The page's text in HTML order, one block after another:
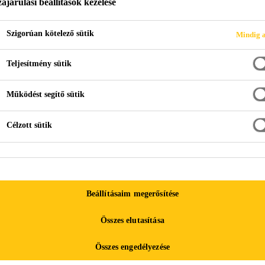
ÉS -
védelme, javítása és felújítása a Sika egyik
kiszerelésű, betonjavító anyagrendszereink
és kiöntések készíthetők. Anyagainkkal
beállítások kezelése
Szigorúan kötelező sütik Mindig
Teljesítmény sütik
Működést segítő sütik
Célzott sütik
Beállításaim megerősítése
Összes elutasítása
Összes engedélyezése